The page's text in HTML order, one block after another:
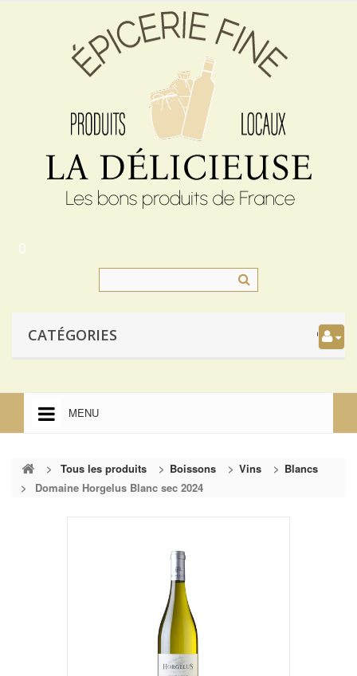
0
CATÉGORIES
MENU
ACCUEIL
> Tous les produits > Boissons > Vins > Blancs
>
Domaine Horgelus Blanc sec 2024